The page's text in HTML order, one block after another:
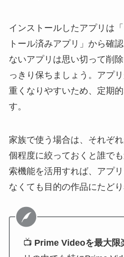
インストールしたアプリは
トール済みアプリ」から確
ないアプリは思い切って削
っきり保ちましょう。アプ
重くなりやすいため、定期
す。
家族で使う場合は、それぞ
個程度に絞っておくと誰で
索機能を活用すれば、アプ
なくても目的の作品にたどり
📺 Prime Videoを最大限